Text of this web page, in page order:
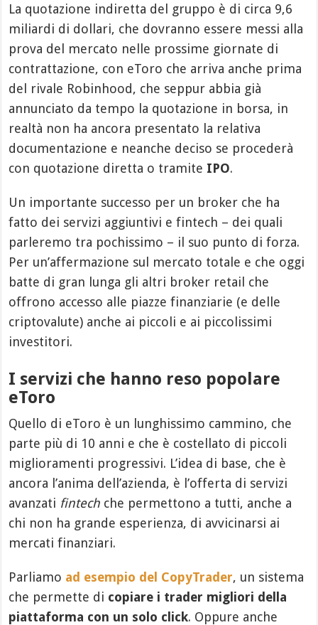
La quotazione indiretta del gruppo è di circa 9,6
miliardi di dollari, che dovranno essere messi alla
prova del mercato nelle prossime giornate di
contrattazione, con eToro che arriva anche prima
del rivale Robinhood, che seppur abbia già
annunciato da tempo la quotazione in borsa, in
realtà non ha ancora presentato la relativa
documentazione e neanche deciso se procederà
con quotazione diretta o tramite IPO.
Un importante successo per un broker che ha
fatto dei servizi aggiuntivi e fintech – dei quali
parleremo tra pochissimo – il suo punto di forza.
Per un’affermazione sul mercato totale e che oggi
batte di gran lunga gli altri broker retail che
offrono accesso alle piazze finanziarie (e delle
criptovalute) anche ai piccoli e ai piccolissimi
investitori.
I servizi che hanno reso popolare
eToro
Quello di eToro è un lunghissimo cammino, che
parte più di 10 anni e che è costellato di piccoli
miglioramenti progressivi. L’idea di base, che è
ancora l’anima dell’azienda, è l’offerta di servizi
avanzati fintech che permettono a tutti, anche a
chi non ha grande esperienza, di avvicinarsi ai
mercati finanziari.
Parliamo ad esempio del CopyTrader, un sistema
che permette di copiare i trader migliori della
piattaforma con un solo click. Oppure anche